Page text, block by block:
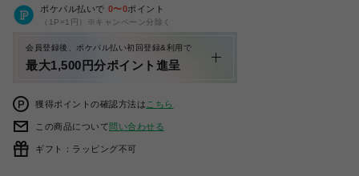
ポケパル払いで 0〜0ポイント
（1P=1円）※キャンペーン分除く
会員登録後、ポケパル払い初回登録&利用で
最大1,500円分ポイント進呈
獲得ポイントの確認方法は こちら
この商品について問い合わせる
ギフト：ラッピング不可